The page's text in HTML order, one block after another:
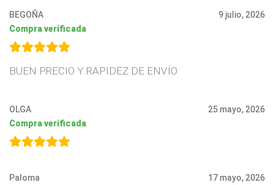
BEGOÑA
Compra verificada
9 julio, 2026
BUEN PRECIO Y RAPIDEZ DE ENVÍO
OLGA
Compra verificada
25 mayo, 2026
Paloma
17 mayo, 2026